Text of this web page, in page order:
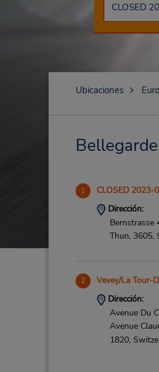
Ubicaciones
1 CLOSED 2023-
Dirección:
Bernstrasse
Thun, 3605,
2 Vevey/La Tour-
Dirección:
Avenue Du
Avenue
1820,